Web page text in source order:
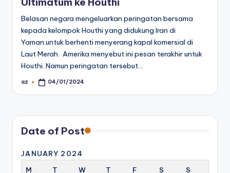
Belasan negara mengeluarkan peringatan bersama
kepada kelompok Houthi yang didukung Iran di
Yaman.untuk berhenti menyerang kapal komersial di
Laut Merah. Amerika menyebut ini pesan terakhir untuk
Houthi. Namun peringatan tersebut…
Posted
az 04/01/2024
Date of Post
JANUARY 2024
M
T W T F S S